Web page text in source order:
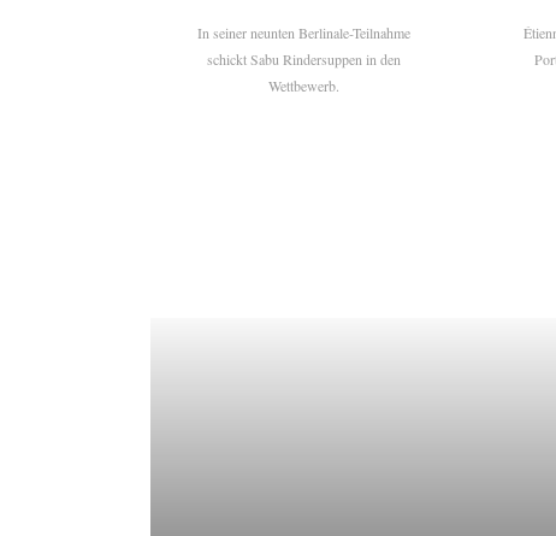
In seiner neunten Berlinale-Teilnahme
schickt Sabu Rindersuppen in den
Wettbewerb.